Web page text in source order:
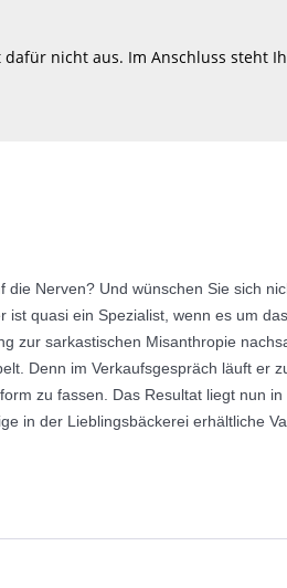
nicht aus. Im Anschluss steht
Nerven? Und wünschen Sie sich
quasi ein Spezialist, wenn es um
zur sarkas­tischen Misanthropie
Denn im Verkaufsgespräch läuft er
zu fassen. Das Resultat liegt nun in
in der Lieblingsbäckerei erhältliche